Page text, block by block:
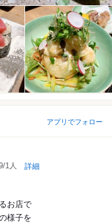
アプリでフォロー
1人 詳細
お店で
様子を